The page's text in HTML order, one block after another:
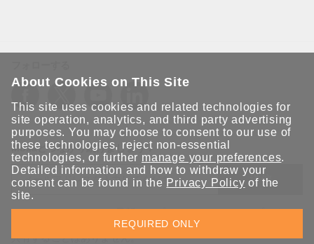
Moxaとつながり続けましょう！
送信
Moxaソリューションの最新アップデートにサインアップしま
す。 Moxaではプライバシーを尊重しており、メールを他の人と
共有することはありません。
About Cookies on This Site
This site uses cookies and related technologies for
site operation, analytics, and third party advertising
purposes. You may choose to consent to our use of
these technologies, reject non-essential
technologies, or further manage your preferences.
Detailed information and how to withdraw your
consent can be found in the Privacy Policy of the
site.
REQUIRED ONLY